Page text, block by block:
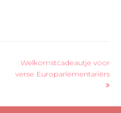
next
post:
Welkomstcadeautje voor
verse Europarlementariërs